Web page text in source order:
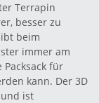
Terrapin
besser zu
beim
immer am
für
kann. Der 3D
ist